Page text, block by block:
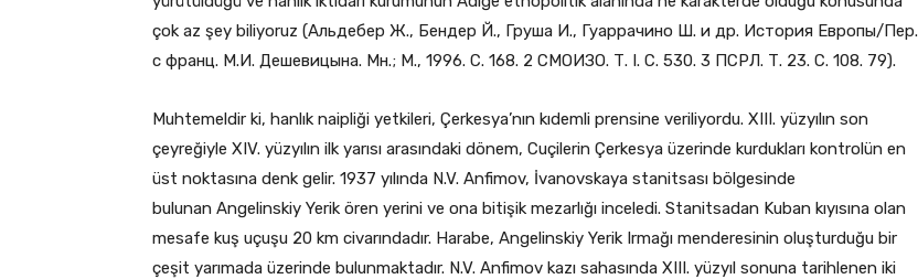
çok az şey biliyoruz (Альдебер Ж., Бендер Й., Груша И., Гуаррачино Ш. и др. История Европы/Пер.
с франц. М.И. Дешевицына. Мн.; М., 1996. С. 168. 2 СМОИЗО. Т. I. С. 530. 3 ПСРЛ. Т. 23. С. 108. 79).
Muhtemeldir ki, hanlık naipliği yetkileri, Çerkesya’nın kıdemli prensine veriliyordu. XIII. yüzyılın son
çeyreğiyle XIV. yüzyılın ilk yarısı arasındaki dönem, Cuçilerin Çerkesya üzerinde kurdukları kontrolün en
üst noktasına denk gelir. 1937 yılında N.V. Anfimov, İvanovskaya stanitsası bölgesinde
bulunan Angelinskiy Yerik ören yerini ve ona bitişik mezarlığı inceledi. Stanitsadan Kuban kıyısına olan
mesafe kuş uçuşu 20 km civarındadır. Harabe, Angelinskiy Yerik Irmağı menderesinin oluşturduğu bir
çeşit yarımada üzerinde bulunmaktadır. N.V. Anfimov kazı sahasında XIII. yüzyıl sonuna tarihlenen iki